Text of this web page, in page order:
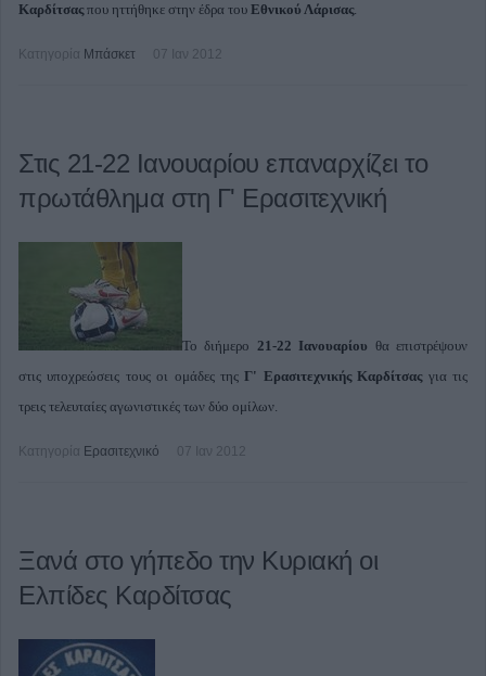
Καρδίτσαςπου ηττήθηκε στην έδρα του Εθνικού Λάρισας.
Κατηγορία Μπάσκετ 07 Ιαν 2012
Στις 21-22 Ιανουαρίου επαναρχίζει το
πρωτάθλημα στη Γ' Ερασιτεχνική
Το διήμερο 21-22 Ιανουαρίου θα επιστρέψουν
στις υποχρεώσεις τους οι ομάδες της Γ' Ερασιτεχνικής Καρδίτσας για τις
τρεις τελευταίες αγωνιστικές των δύο ομίλων.
Κατηγορία Ερασιτεχνικό 07 Ιαν 2012
Ξανά στο γήπεδο την Κυριακή οι
Ελπίδες Καρδίτσας